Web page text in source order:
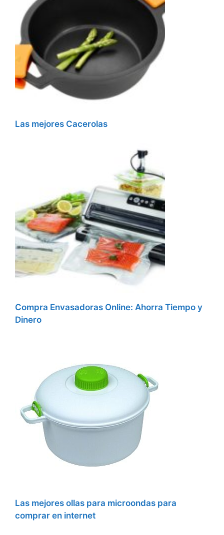
Las mejores Cacerolas
Compra Envasadoras Online: Ahorra Tiempo y
Dinero
Las mejores ollas para microondas para
comprar en internet